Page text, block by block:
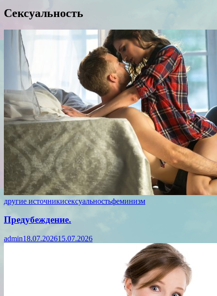
Сексуальность
другие источникисексуальностьфеминизм
Предубеждение.
admin18.07.202615.07.2026